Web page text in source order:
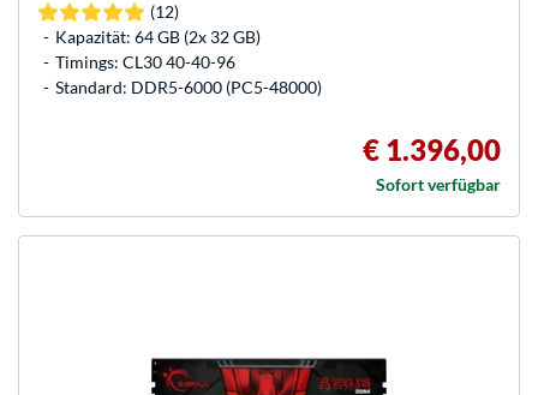
(12)
Kapazität: 64 GB (2x 32 GB)
Timings: CL30 40-40-96
Standard: DDR5-6000 (PC5-48000)
€ 1.396,00
Sofort verfügbar